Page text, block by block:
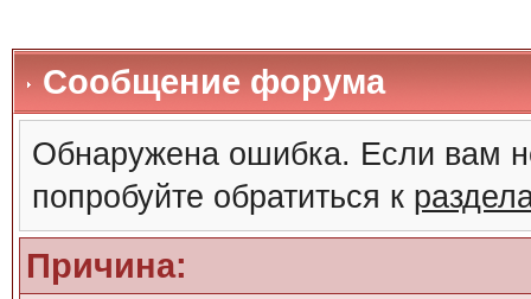
Сообщение форума
Обнаружена ошибка. Если вам
попробуйте обратиться к
Причина: